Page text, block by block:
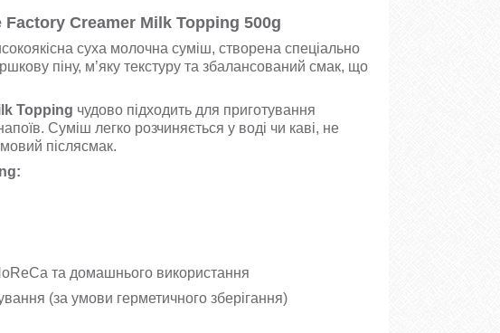
Creamer Milk Topping 500g
суха молочна суміш, створена спеціально
піну, м’яку текстуру та збалансований смак, що
Topping чудово підходить для приготування
Суміш легко розчиняється у воді чи каві, не
післясмак.
та домашнього використання
(за умови герметичного зберігання)